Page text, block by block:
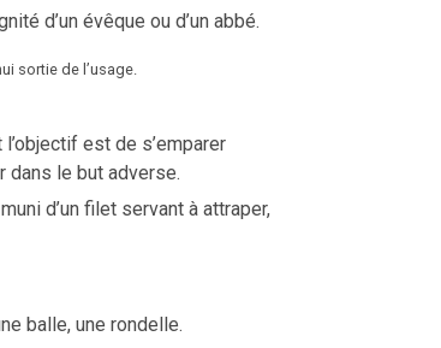
d’un évêque ou d’un abbé.
sortie de l’usage.
est de s’emparer
dans le but adverse.
d’un filet servant à attraper,
balle, une rondelle.